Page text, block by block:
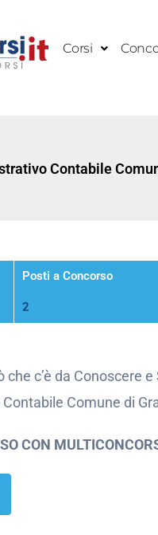
Corsi
Contabile
Posti a Concorso
2
c’è da Conoscere
Comune di
CON